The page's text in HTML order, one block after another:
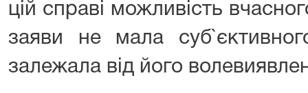
цій справі можливість
заяви не мала
залежала від його